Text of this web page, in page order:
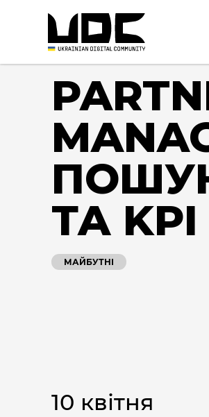
ТА KPI
МАЙБУТНІ
10 квітня